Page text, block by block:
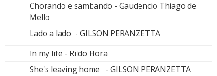
Chorando e sambando - Gaudencio Thiago de
Mello
Lado a lado - GILSON PERANZETTA
In my life - Rildo Hora
She's leaving home - GILSON PERANZETTA